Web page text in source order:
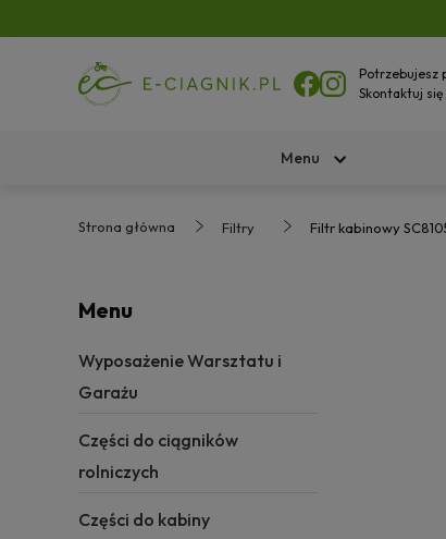
Potrzebujesz
Skontaktuj się
Menu
Strona główna Filtry Filtr kabinowy
Menu
Wyposażenie Warsztatu i
Garażu
Części do ciągników
rolniczych
Części do kabiny